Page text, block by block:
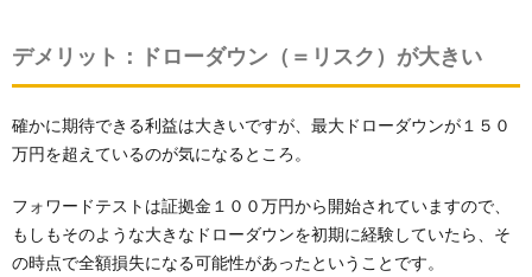
デメリット：ドローダウン（＝リスク）が大きい
確かに期待できる利益は大きいですが、最大ドローダウンが１５０
万円を超えているのが気になるところ。
フォワードテストは証拠金１００万円から開始されていますので、
もしもそのような大きなドローダウンを初期に経験していたら、そ
の時点で全額損失になる可能性があったということです。